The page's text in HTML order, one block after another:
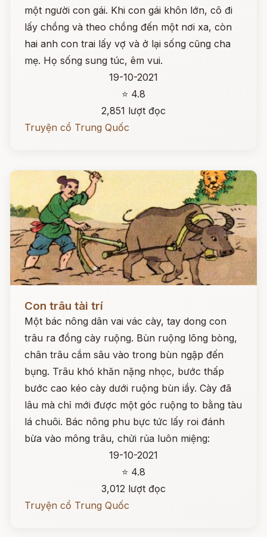
một người con gái. Khi con gái khôn lớn, cô đi
lấy chồng và theo chồng đến một nơi xa, còn
hai anh con trai lấy vợ và ở lại sống cũng cha
mẹ. Họ sống sung túc, êm vui.
19-10-2021
⭐ 4.8
2,851 lượt đọc
Truyện cổ Trung Quốc
Con trâu tài trí
Một bác nông dân vai vác cày, tay dong con
trâu ra đồng cày ruộng. Bùn ruộng lõng bòng,
chân trâu cắm sâu vào trong bùn ngập đến
bụng. Trâu khó khăn nặng nhọc, bước thấp
bước cao kéo cày dưới ruộng bùn iầy. Cày đã
lâu mà chỉ mới được một góc ruộng to bằng tàu
lá chuôi. Bác nông phu bực tức lấy roi đánh
bừa vào mông trâu, chửi rủa luôn miệng:
19-10-2021
⭐ 4.8
3,012 lượt đọc
Truyện cổ Trung Quốc